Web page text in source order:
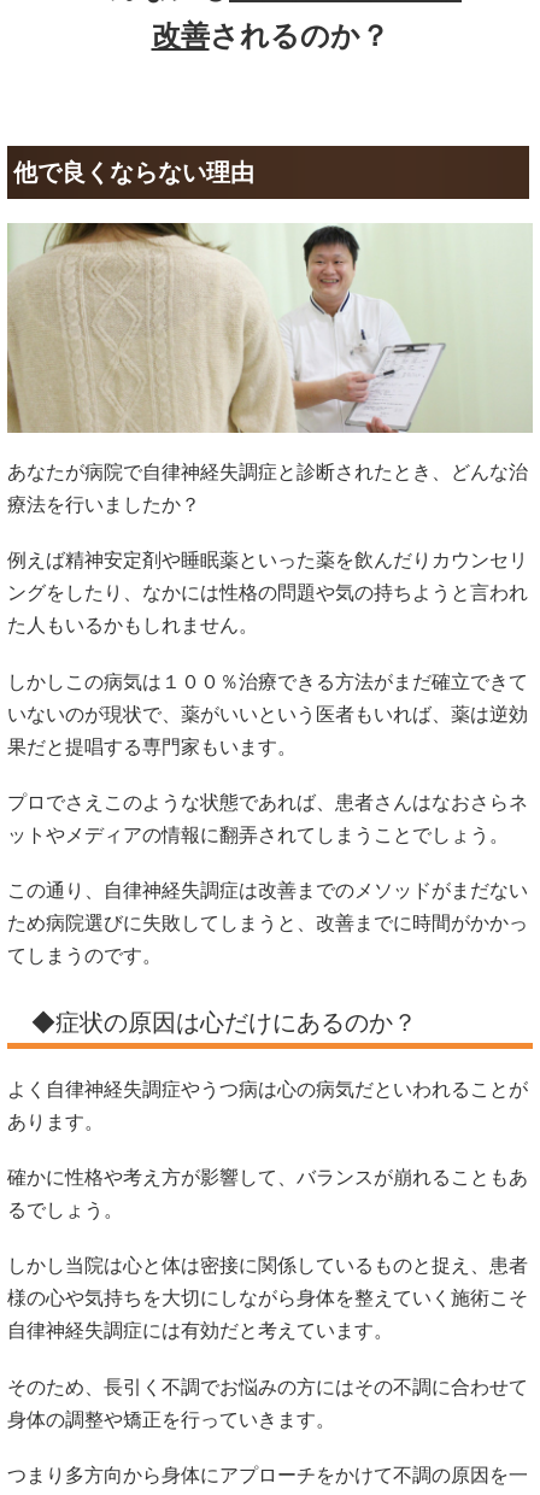
改善されるのか？
他で良くならない理由
あなたが病院で自律神経失調症と診断されたとき、どんな治
療法を行いましたか？
例えば精神安定剤や睡眠薬といった薬を飲んだりカウンセリ
ングをしたり、なかには性格の問題や気の持ちようと言われ
た人もいるかもしれません。
しかしこの病気は１００％治療できる方法がまだ確立できて
いないのが現状で、薬がいいという医者もいれば、薬は逆効
果だと提唱する専門家もいます。
プロでさえこのような状態であれば、患者さんはなおさらネ
ットやメディアの情報に翻弄されてしまうことでしょう。
この通り、自律神経失調症は改善までのメソッドがまだない
ため病院選びに失敗してしまうと、改善までに時間がかかっ
てしまうのです。
◆症状の原因は心だけにあるのか？
よく自律神経失調症やうつ病は心の病気だといわれることが
あります。
確かに性格や考え方が影響して、バランスが崩れることもあ
るでしょう。
しかし当院は心と体は密接に関係しているものと捉え、患者
様の心や気持ちを大切にしながら身体を整えていく施術こそ
自律神経失調症には有効だと考えています。
そのため、長引く不調でお悩みの方にはその不調に合わせて
身体の調整や矯正を行っていきます。
つまり多方向から身体にアプローチをかけて不調の原因を一